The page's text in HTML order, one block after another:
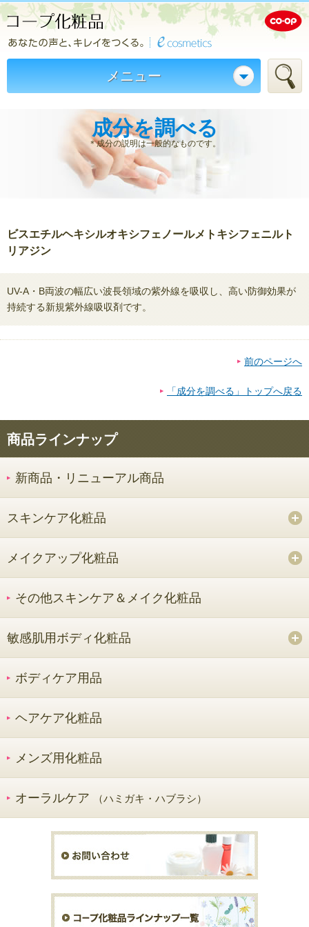
メニュー
成分を調べる
＊成分の説明は一般的なものです。
ビスエチルヘキシルオキシフェノールメトキシフェニルト
リアジン
UV-A・B両波の幅広い波長領域の紫外線を吸収し、高い防御効果が
持続する新規紫外線吸収剤です。
前のページへ
「成分を調べる」トップへ戻る
商品ラインナップ
新商品・リニューアル商品
スキンケア化粧品
メイクアップ化粧品
その他スキンケア＆メイク化粧品
敏感肌用ボディ化粧品
ボディケア用品
ヘアケア化粧品
メンズ用化粧品
オーラルケア （ハミガキ・ハブラシ）